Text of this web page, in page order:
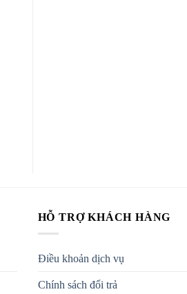
HỖ TRỢ KHÁCH HÀNG
Điều khoản dịch vụ
Chính sách đổi trả